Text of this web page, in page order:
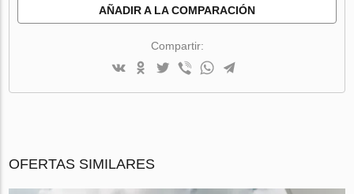
AÑADIR A LA COMPARACIÓN
Compartir:
OFERTAS SIMILARES